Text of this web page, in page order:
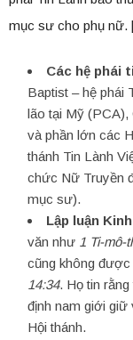
mục sư cho phụ nữ.
Các hệ phái
Baptist – hệ phái
lão tại Mỹ (PCA),
và phần lớn các
thánh Tin Lành
chức Nữ Truyền
mục sư).
Lập luận
văn như 1 Ti-mô-
cũng không được
14:34. Họ tin
định nam giới giữ
Hội thánh.